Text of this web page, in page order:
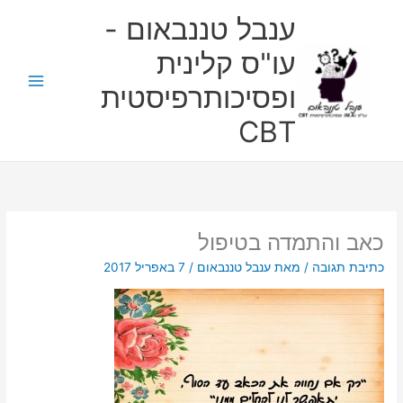
ענבל טננבאום -
עו"ס קלינית
ופסיכותרפיסטית
CBT
כאב והתמדה בטיפול
כתיבת תגובה / מאתענבל טננבאום/ 7 באפריל 2017